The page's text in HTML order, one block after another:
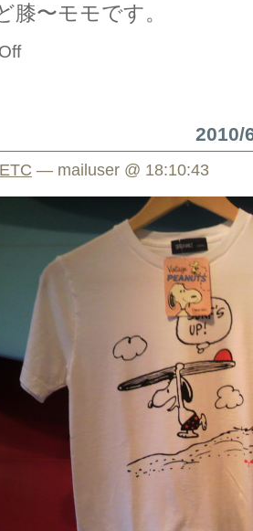
膝〜モモです。
2010/
ETC — mailuser @ 18:10:43